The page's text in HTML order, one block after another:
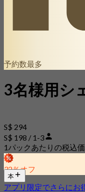
予約数最多
3名様用シ
S$ 294
S$ 198 / 1-3
1パックあたりの税込
32％オフ
本
アプリ限定でさらにお